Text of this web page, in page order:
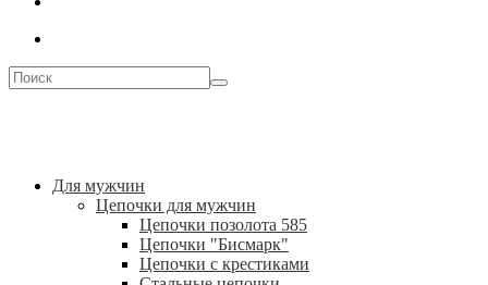
Для мужчин
Цепочки для мужчин
Цепочки позолота 585
Цепочки "Бисмарк"
Цепочки с крестиками